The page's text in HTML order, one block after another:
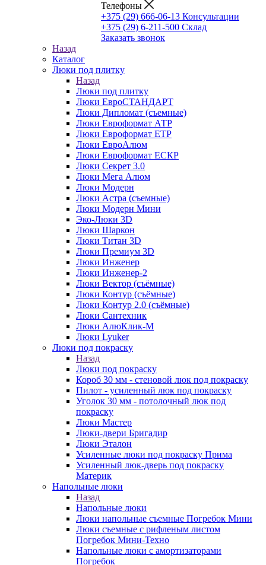
Телефоны
+375 (29) 666-06-13 Консультации
+375 (29) 6-211-500 Склад
Заказать звонок
Назад
Каталог
Люки под плитку
Назад
Люки под плитку
Люки ЕвроСТАНДАРТ
Люки Дипломат (съемные)
Люки Евроформат АТР
Люки Евроформат ЕТР
Люки ЕвроАлюм
Люки Евроформат ЕСКР
Люки Секрет 3.0
Люки Мега Алюм
Люки Модерн
Люки Астра (съемные)
Люки Модерн Мини
Эко-Люки 3D
Люки Шаркон
Люки Титан 3D
Люки Премиум 3D
Люки Инженер
Люки Инженер-2
Люки Вектор (съёмные)
Люки Контур (съёмные)
Люки Контур 2.0 (съёмные)
Люки Сантехник
Люки АлюКлик-М
Люки Lyuker
Люки под покраску
Назад
Люки под покраску
Короб 30 мм - стеновой люк под покраску
Пилот - усиленный люк под покраску
Уголок 30 мм - потолочный люк под
покраску
Люки Мастер
Люки-двери Бригадир
Люки Эталон
Усиленные люки под покраску Прима
Усиленный люк-дверь под покраску
Материк
Напольные люки
Назад
Напольные люки
Люки напольные съемные Погребок Мини
Люки съемные с рифленым листом
Погребок Мини-Техно
Напольные люки с амортизаторами
Погребок